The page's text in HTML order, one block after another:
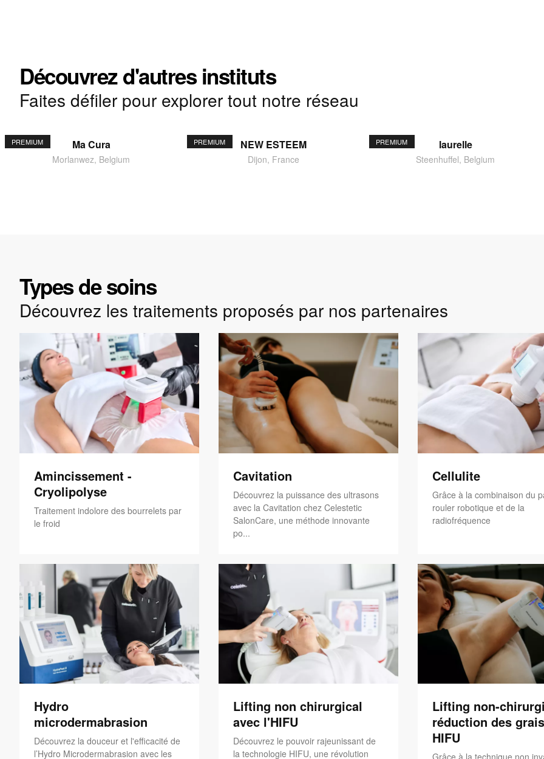
Découvrez d'autres instituts
Faites défiler pour explorer tout notre réseau
PREMIUM Ma Cura
Morlanwez, Belgium
PREMIUM NEW ESTEEM
Dijon, France
PREMIUM laurelle
Steenhuffel, Belgium
Types de soins
Découvrez les traitements proposés par nos partenaires
Amincissement -
Cryolipolyse
Traitement indolore des bourrelets par
le froid
Cavitation
Découvrez la puissance des ultrasons
avec la Cavitation chez Celestetic
SalonCare, une méthode innovante
po...
Cellulite
Grâce à la combinaison du
rouler robotique et de la
radiofréquence
Hydro
microdermabrasion
Découvrez la douceur et l'efficacité de
l’Hydro Microdermabrasion avec les
Lifting non chirurgical
avec l'HIFU
Découvrez le pouvoir rajeunissant de
la technologie HIFU, une révolution
Lifting non-
réduction des
HIFU